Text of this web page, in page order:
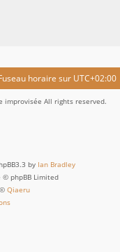
horaire sur UTC+02:00
improvisée All rights reserved.
by Ian Bradley
© phpBB Limited
© Qiaeru